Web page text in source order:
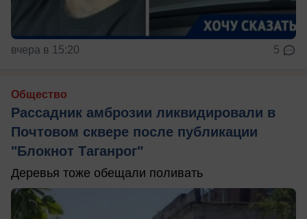
вчера в 15:20 5
Общество
Рассадник амброзии ликвидировали в
Почтовом сквере после публикации
"Блокнот Таганрог"
Деревья тоже обещали поливать